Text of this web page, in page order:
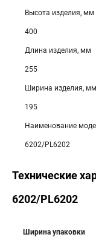
Высота изделия, мм
400
Длина изделия, мм
255
Ширина изделия, мм
195
Наименование
6202/PL6202
Технические
6202/PL6202
Ширина упаковки